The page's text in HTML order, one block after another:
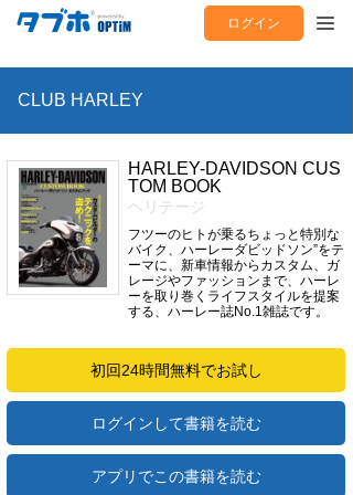
ログイン
CLUB HARLEY
HARLEY-DAVIDSON CUS
TOM BOOK
ヘリテージ
フツーのヒトが乗るちょっと特別な
バイク、ハーレーダビッドソン”をテ
ーマに、新車情報からカスタム、ガ
レージやファッションまで、ハーレ
ーを取り巻くライフスタイルを提案
する、ハーレー誌No.1雑誌です。
初回24時間無料でお試し
ログインして書籍を読む
アプリでこの書籍を読む